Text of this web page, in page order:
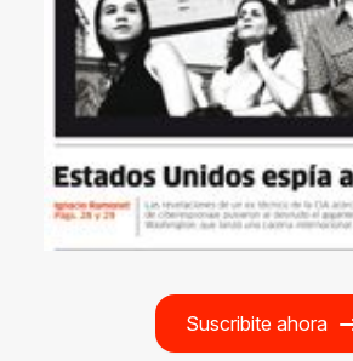
Suscribite ahora